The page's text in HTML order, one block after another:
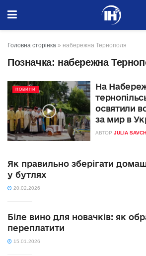
Головна сторінка » набережна Тернополя
Позначка: набережна
НОВИНИ
На
освятили
за мир в
АВТОР JULIA
Як правильно зберігати
у бутлях
20.02.2026
Біле вино для новачків: як
переплатити
15.01.2026